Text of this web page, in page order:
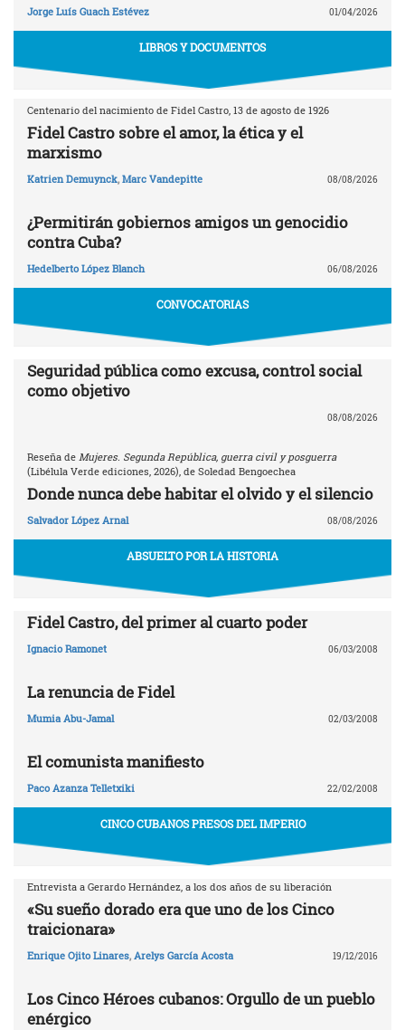
Jorge Luís Guach Estévez 01/04/2026
LIBROS Y DOCUMENTOS
Centenario del nacimiento de Fidel Castro, 13 de agosto de 1926
Fidel Castro sobre el amor, la ética y el
marxismo
Katrien Demuynck, Marc Vandepitte 08/08/2026
¿Permitirán gobiernos amigos un genocidio
contra Cuba?
Hedelberto López Blanch 06/08/2026
CONVOCATORIAS
Seguridad pública como excusa, control social
como objetivo
08/08/2026
Reseña de Mujeres. Segunda República, guerra civil y posguerra
(Libélula Verde ediciones, 2026), de Soledad Bengoechea
Donde nunca debe habitar el olvido y el silencio
Salvador López Arnal 08/08/2026
ABSUELTO POR LA HISTORIA
Fidel Castro, del primer al cuarto poder
Ignacio Ramonet 06/03/2008
La renuncia de Fidel
Mumia Abu-Jamal 02/03/2008
El comunista manifiesto
Paco Azanza Telletxiki 22/02/2008
CINCO CUBANOS PRESOS DEL IMPERIO
Entrevista a Gerardo Hernández, a los dos años de su liberación
«Su sueño dorado era que uno de los Cinco
traicionara»
Enrique Ojito Linares, Arelys García Acosta 19/12/2016
Los Cinco Héroes cubanos: Orgullo de un pueblo
enérgico